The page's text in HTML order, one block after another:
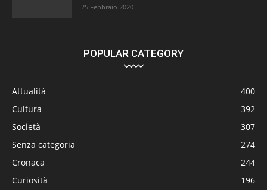
25 Febbraio 2020
POPULAR CATEGORY
Attualità
400
Cultura
392
Società
307
Senza categoria
274
Cronaca
244
Curiosità
196